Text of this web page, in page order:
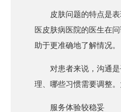
皮肤问题的特点是
医皮肤病医院的医生在
助于更准确地了解情况。
对患者来说，沟通
理、哪些习惯需要调整
服务体验较稳妥